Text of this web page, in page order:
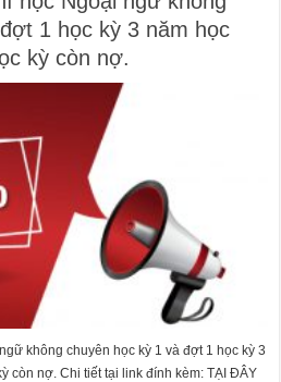
1 học kỳ 3 năm học
kỳ còn nợ.
không chuyên học kỳ 1 và đợt 1 học kỳ 3
còn nợ. Chi tiết tại link đính kèm: TẠI ĐÂY